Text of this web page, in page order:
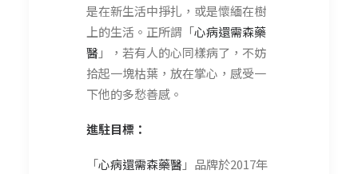
是在新生活中掙扎，或是懷緬在樹
上的生活。正所謂「心病還需森藥
醫」，若有人的心同樣病了，不妨
拾起一塊枯葉，放在掌心，感受一
下他的多愁善感。
進駐目標：
「心病還需森藥醫」品牌於2017年